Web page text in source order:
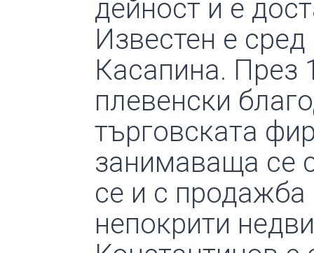
дейност и е
Известен е
Касапина. През
плевенски
търговската
занимаваща се
се и с
непокрити